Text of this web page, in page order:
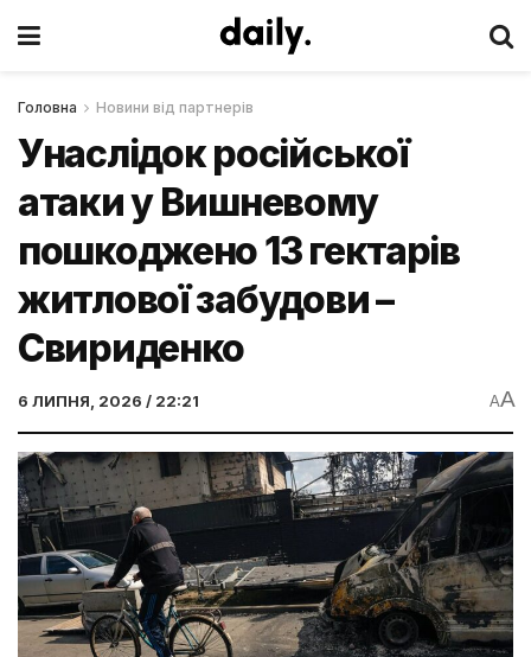
Головна Новини від партнерів
Унаслідок російської
атаки у Вишневому
пошкоджено 13 гектарів
житлової забудови –
Свириденко
6 ЛИПНЯ, 2026 / 22:21 AA